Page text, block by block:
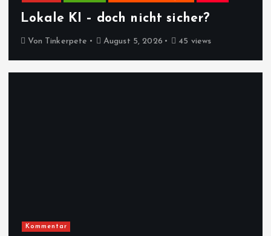
Lokale KI – doch nicht sicher?
Von Tinkerpete August 5, 2026 45 views
Kommentar